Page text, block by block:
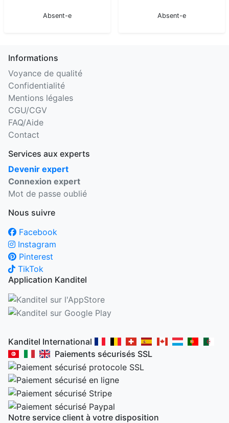
Absent-e
Absent-e
Informations
Voyance de qualité
Confidentialité
Mentions légales
CGU/CGV
FAQ/Aide
Contact
Services aux experts
Devenir expert
Connexion expert
Mot de passe oublié
Nous suivre
Facebook
Instagram
Pinterest
TikTok
Application Kanditel
Kanditel International
Paiements sécurisés SSL
Notre service client à votre disposition